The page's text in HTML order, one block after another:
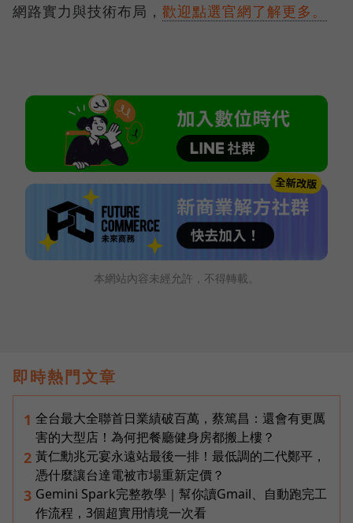
網路實力與技術布局， 歡迎點選官網了解更多。
本網站內容未經允許，不得轉載。
即時熱門文章
1 全台最大全聯首日業績破百萬，蔡篤昌：還會有更厲
害的大型店！為何把餐廳健身房都搬上樓？
2 黃仁勳兆元宴永遠站最後一排！最低調的二代鄭平，
憑什麼讓台達電被市場重新定價？
3 Gemini Spark完整教學｜幫你讀Gmail、自動跑完工
作流程，3個超實用情境一次看